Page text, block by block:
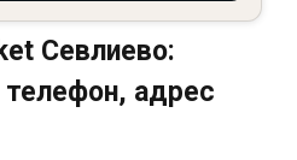
Севлиево:
адрес